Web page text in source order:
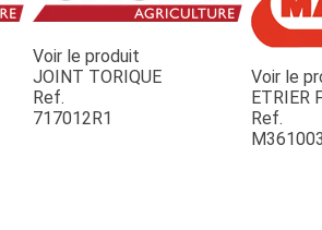
JOUET
ESPACES
Voir le produit
JOINT TORIQUE
Ref.
717012R1
Voir le
ETRIER
Ref.